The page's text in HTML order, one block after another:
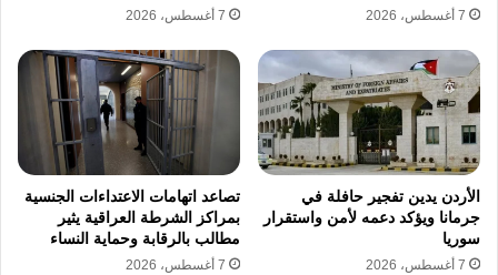
7 أغسطس، 2026 7 أغسطس، 2026
الأردن يدين تفجير حافلة في
جرمانا ويؤكد دعمه لأمن واستقرار
سوريا
7 أغسطس، 2026
تصاعد اتهامات الاعتداءات الجنسية
بمراكز الشرطة العراقية يثير
مطالب بالرقابة وحماية النساء
7 أغسطس، 2026